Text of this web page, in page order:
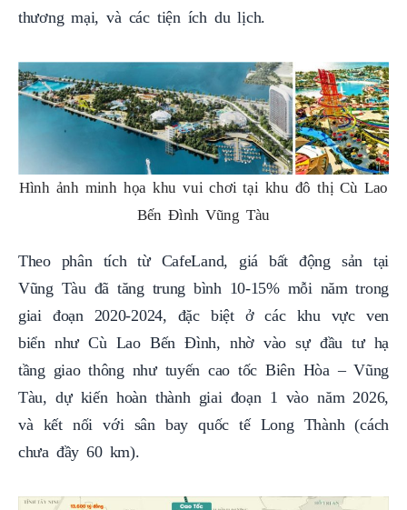
thương mại, và các tiện ích du lịch.
Hình ảnh minh họa khu vui chơi tại khu đô thị Cù Lao
Bến Đình Vũng Tàu
Theo phân tích từ CafeLand, giá bất động sản tại
Vũng Tàu đã tăng trung bình 10-15% mỗi năm trong
giai đoạn 2020-2024, đặc biệt ở các khu vực ven
biển như Cù Lao Bến Đình, nhờ vào sự đầu tư hạ
tầng giao thông như tuyến cao tốc Biên Hòa – Vũng
Tàu, dự kiến hoàn thành giai đoạn 1 vào năm 2026,
và kết nối với sân bay quốc tế Long Thành (cách
chưa đầy 60 km).